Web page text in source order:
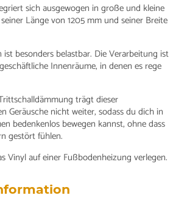
sich ausgewogen in große und kleine
Länge von 1205 mm und seiner Breite
ist besonders belastbar. Die Verarbeitung ist
Innenräume, in denen es rege
trägt dieser
Geräusche nicht weiter, sodass du dich in
bedenkenlos bewegen kannst, ohne dass
gestört fühlen.
Vinyl auf einer Fußbodenheizung verlegen.